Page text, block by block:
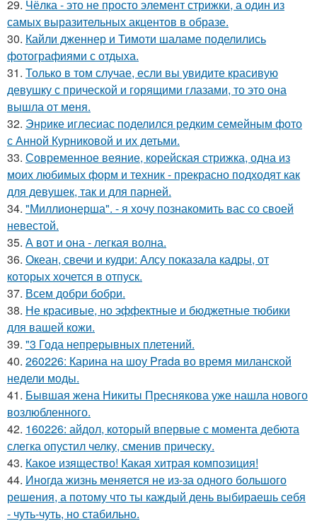
29. Чёлка - это не просто элемент стрижки, а один из
самых выразительных акцентов в образе.
30. Кайли дженнер и Тимоти шаламе поделились
фотографиями с отдыха.
31. Только в том случае, если вы увидите красивую
девушку с прической и горящими глазами, то это она
вышла от меня.
32. Энрике иглесиас поделился редким семейным фото
с Анной Курниковой и их детьми.
33. Современное веяние, корейская стрижка, одна из
моих любимых форм и техник - прекрасно подходят как
для девушек, так и для парней.
34. "Миллионерша". - я хочу познакомить вас со своей
невестой.
35. А вот и она - легкая волна.
36. Океан, свечи и кудри: Алсу показала кадры, от
которых хочется в отпуск.
37. Всем добри бобри.
38. Не красивые, но эффектные и бюджетные тюбики
для вашей кожи.
39. "3 Года непрерывных плетений.
40. 260226: Карина на шоу Prada во время миланской
недели моды.
41. Бывшая жена Никиты Преснякова уже нашла нового
возлюбленного.
42. 160226: айдол, который впервые с момента дебюта
слегка опустил челку, сменив прическу.
43. Какое изящество! Какая хитрая композиция!
44. Иногда жизнь меняется не из-за одного большого
решения, а потому что ты каждый день выбираешь себя
- чуть-чуть, но стабильно.